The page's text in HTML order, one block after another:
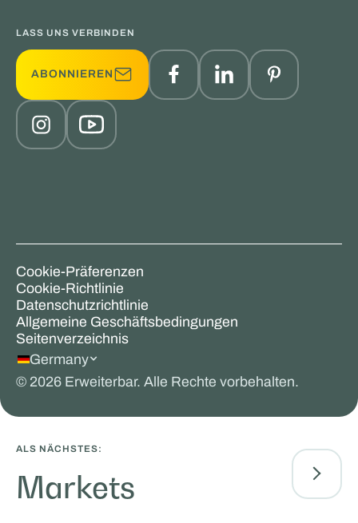
LASS UNS VERBINDEN
ABONNIEREN
Cookie-Präferenzen
Cookie-Richtlinie
Datenschutzrichtlinie
Allgemeine Geschäftsbedingungen
Seitenverzeichnis
Germany
© 2026 Erweiterbar. Alle Rechte vorbehalten.
ALS NÄCHSTES:
Markets